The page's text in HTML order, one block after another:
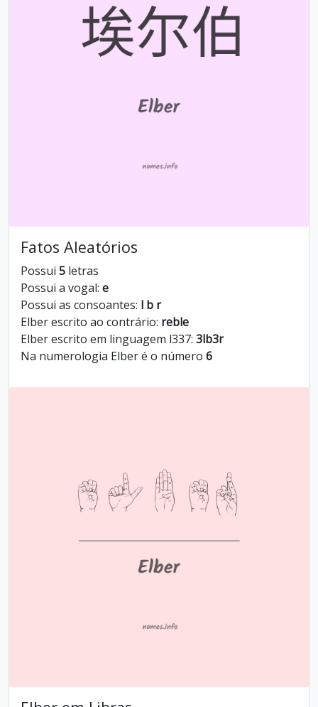
Fatos Aleatórios
Possui 5 letras
Possui a vogal: e
Possui as consoantes: l b r
Elber escrito ao contrário: reble
Elber escrito em linguagem l337: 3lb3r
Na numerologia Elber é o número 6